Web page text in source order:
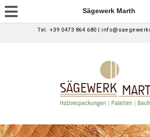
Sägewerk Marth
Tel. +39 0473 864 680 |